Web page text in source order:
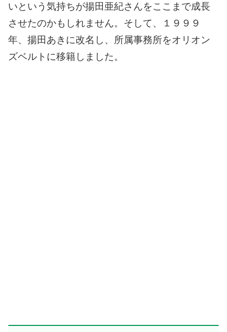
いという気持ちが揚田亜紀さんをここまで成長
させたのかもしれません。 そして、１９９９
年、揚田あきに改名し、所属事務所をオリオン
ズベルトに移籍しました。